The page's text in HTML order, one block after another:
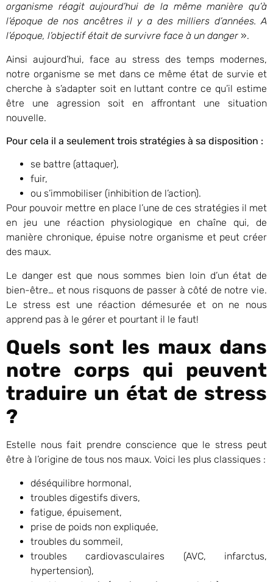
organisme réagit aujourd’hui de la même manière qu’à
l’époque de nos ancêtres il y a des milliers d’années. A
l’époque, l’objectif était de survivre face à un danger ».
Ainsi aujourd’hui, face au stress des temps modernes,
notre organisme se met dans ce même état de survie et
cherche à s’adapter soit en luttant contre ce qu’il estime
être une agression soit en affrontant une situation
nouvelle.
Pour cela il a seulement trois stratégies à sa disposition :
se battre (attaquer),
fuir,
ou s’immobiliser (inhibition de l’action).
Pour pouvoir mettre en place l’une de ces stratégies il met
en jeu une réaction physiologique en chaîne qui, de
manière chronique, épuise notre organisme et peut créer
des maux.
Le danger est que nous sommes bien loin d’un état de
bien-être… et nous risquons de passer à côté de notre vie.
Le stress est une réaction démesurée et on ne nous
apprend pas à le gérer et pourtant il le faut!
Quels sont les maux dans
notre corps qui peuvent
traduire un état de stress
?
Estelle nous fait prendre conscience que le stress peut
être à l’origine de tous nos maux. Voici les plus classiques :
déséquilibre hormonal,
troubles digestifs divers,
fatigue, épuisement,
prise de poids non expliquée,
troubles du sommeil,
troubles cardiovasculaires (AVC, infarctus,
hypertension),